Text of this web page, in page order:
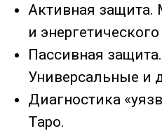
Активная защита.
и энергетического
Пассивная
Универсальные и
Диагностика
Таро.